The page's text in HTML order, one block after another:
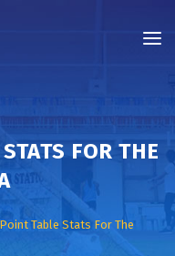
FOR THE
Table Stats For The